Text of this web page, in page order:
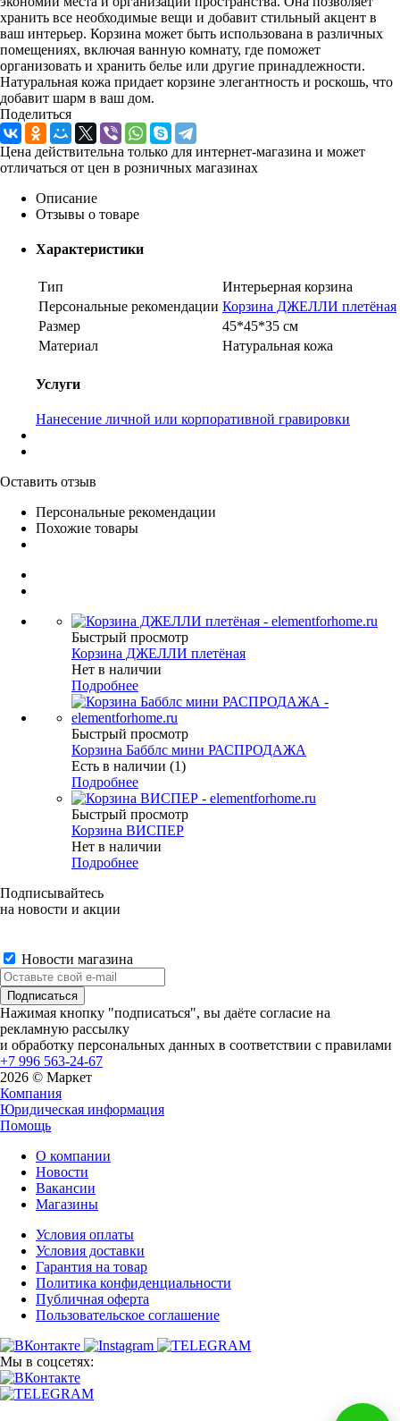
хранить все необходимые вещи и добавит стильный акцент в
ваш интерьер. Корзина может быть использована в различных
помещениях, включая ванную комнату, где поможет
организовать и хранить белье или другие принадлежности.
Натуральная кожа придает корзине элегантность и роскошь, что
добавит шарм в ваш дом.
Поделиться
Цена действительна только для интернет-магазина и может
отличаться от цен в розничных магазинах
Описание
Отзывы о товаре
Характеристики
Тип
Интерьерная корзина
Персональные рекомендации Корзина ДЖЕЛЛИ плетёная
Размер
45*45*35 см
Материал
Натуральная кожа
Услуги
Нанесение личной или корпоративной гравировки
Оставить отзыв
Персональные рекомендации
Похожие товары
Быстрый просмотр
Корзина ДЖЕЛЛИ плетёная
Нет в наличии
Подробнее
Быстрый просмотр
Корзина Бабблс мини РАСПРОДАЖА
Есть в наличии (1)
Подробнее
Быстрый просмотр
Корзина ВИСПЕР
Нет в наличии
Подробнее
Подписывайтесь
на новости и акции
Новости магазина
Нажимая кнопку "подписаться", вы даёте согласие на
рекламную рассылку
и обработку персональных данных в соответствии с правилами
+7 996 563-24-67
2026 © Маркет
Компания
Юридическая информация
Помощь
О компании
Новости
Вакансии
Магазины
Условия оплаты
Условия доставки
Гарантия на товар
Политика конфиденциальности
Публичная оферта
Пользовательское соглашение
Мы в соцсетях: